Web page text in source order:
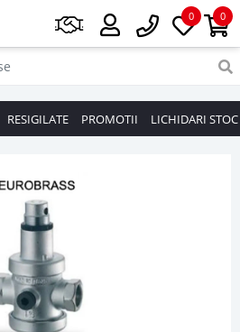
0
0
RESIGILATE PROMOTII LICHIDARI STOC